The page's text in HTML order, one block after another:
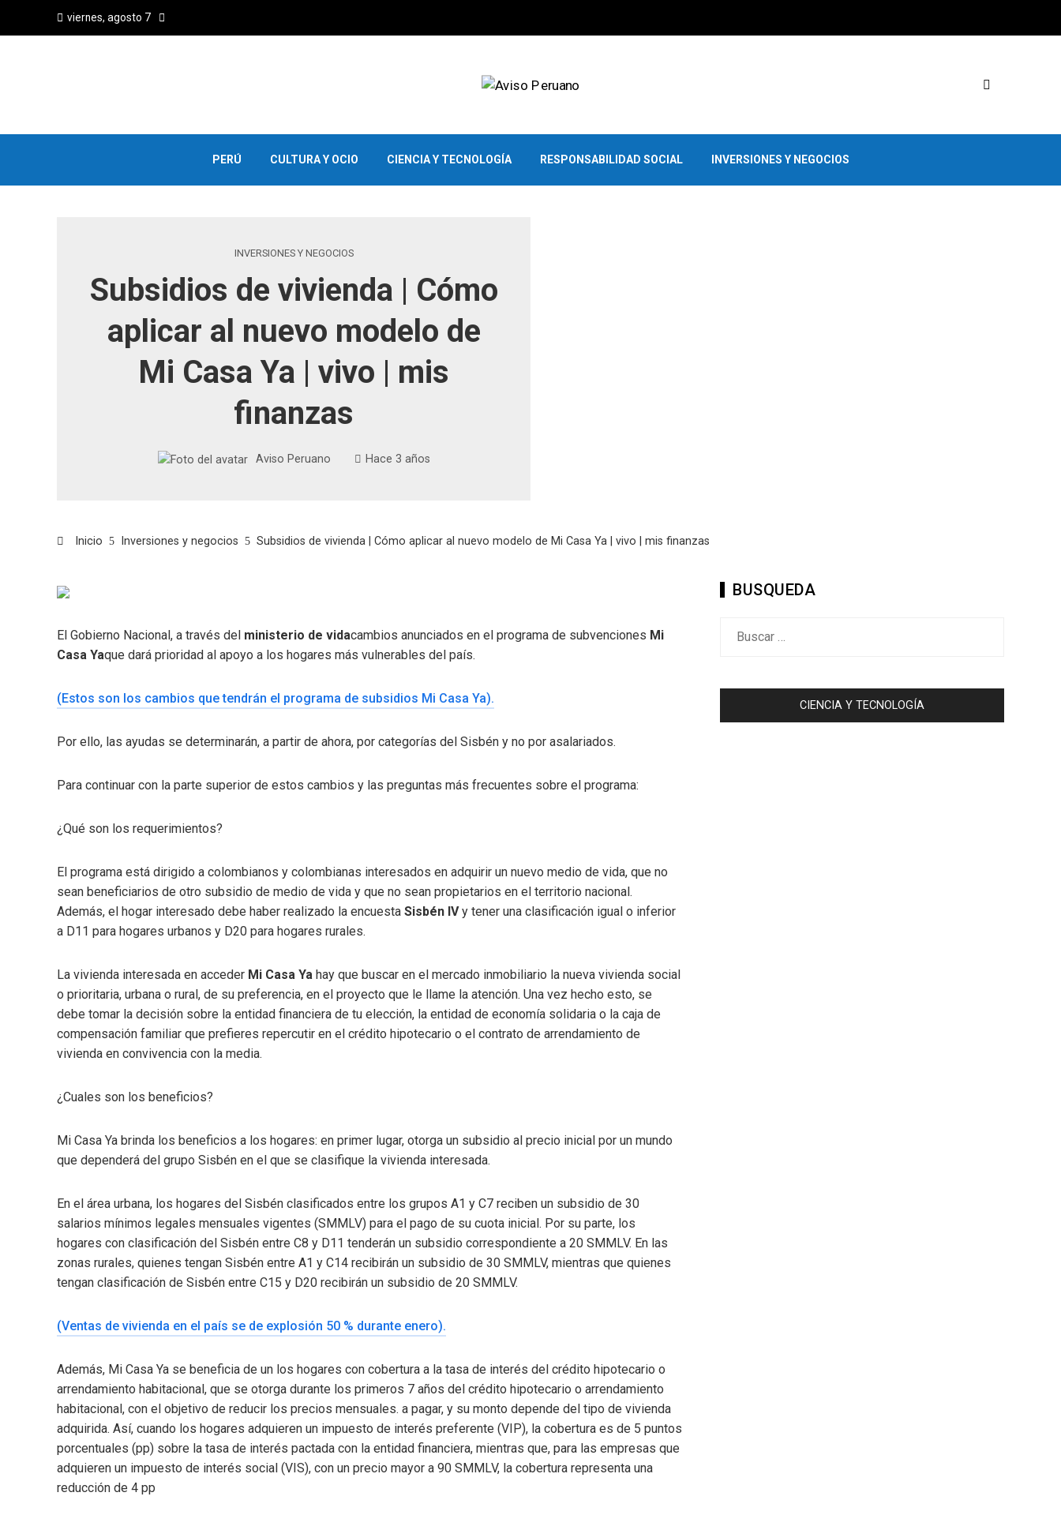
viernes, agosto 7
PERÚ CULTURA Y OCIO CIENCIA Y TECNOLOGÍA RESPONSABILIDAD SOCIAL INVERSIONES Y NEGOCIOS
INVERSIONES Y NEGOCIOS
Subsidios de vivienda | Cómo
aplicar al nuevo modelo de
Mi Casa Ya | vivo | mis
finanzas
Aviso Peruano Hace 3 años
Inicio Inversiones y negocios Subsidios de vivienda | Cómo aplicar al nuevo modelo de Mi Casa Ya | vivo | mis finanzas
El Gobierno Nacional, a través del ministerio de vidacambios anunciados en el programa de subvenciones Mi
Casa Yaque dará prioridad al apoyo a los hogares más vulnerables del país.
(Estos son los cambios que tendrán el programa de subsidios Mi Casa Ya).
Por ello, las ayudas se determinarán, a partir de ahora, por categorías del Sisbén y no por asalariados.
Para continuar con la parte superior de estos cambios y las preguntas más frecuentes sobre el programa:
¿Qué son los requerimientos?
El programa está dirigido a colombianos y colombianas interesados ​​en adquirir un nuevo medio de vida, que no
sean beneficiarios de otro subsidio de medio de vida y que no sean propietarios en el territorio nacional.
Además, el hogar interesado debe haber realizado la encuesta Sisbén IVy tener una clasificación igual o inferior
a D11 para hogares urbanos y D20 para hogares rurales.
La vivienda interesada en acceder Mi Casa Ya hay que buscar en el mercado inmobiliario la nueva vivienda social
o prioritaria, urbana o rural, de su preferencia, en el proyecto que le llame la atención. Una vez hecho esto, se
debe tomar la decisión sobre la entidad financiera de tu elección, la entidad de economía solidaria o la caja de
compensación familiar que prefieres repercutir en el crédito hipotecario o el contrato de arrendamiento de
vivienda en convivencia con la media.
¿Cuales son los beneficios?
Mi Casa Ya brinda los beneficios a los hogares: en primer lugar, otorga un subsidio al precio inicial por un mundo
que dependerá del grupo Sisbén en el que se clasifique la vivienda interesada.
En el área urbana, los hogares del Sisbén clasificados entre los grupos A1 y C7 reciben un subsidio de 30
salarios mínimos legales mensuales vigentes (SMMLV) para el pago de su cuota inicial. Por su parte, los
hogares con clasificación del Sisbén entre C8 y D11 tenderán un subsidio correspondiente a 20 SMMLV. En las
zonas rurales, quienes tengan Sisbén entre A1 y C14 recibirán un subsidio de 30 SMMLV, mientras que quienes
tengan clasificación de Sisbén entre C15 y D20 recibirán un subsidio de 20 SMMLV.
(Ventas de vivienda en el país se de explosión 50 % durante enero).
Además, Mi Casa Ya se beneficia de un los hogares con cobertura a la tasa de interés del crédito hipotecario o
arrendamiento habitacional, que se otorga durante los primeros 7 años del crédito hipotecario o arrendamiento
habitacional, con el objetivo de reducir los precios mensuales. a pagar, y su monto depende del tipo de vivienda
adquirida. Así, cuando los hogares adquieren un impuesto de interés preferente (VIP), la cobertura es de 5 puntos
porcentuales (pp) sobre la tasa de interés pactada con la entidad financiera, mientras que, para las empresas que
adquieren un impuesto de interés social (VIS), con un precio mayor a 90 SMMLV, la cobertura representa una
reducción de 4 pp
BUSQUEDA
CIENCIA Y TECNOLOGÍA